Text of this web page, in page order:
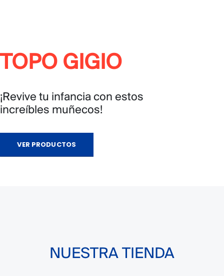
TOPO GIGIO
¡Revive tu infancia con estos
increíbles muñecos!
VER PRODUCTOS
NUESTRA TIENDA